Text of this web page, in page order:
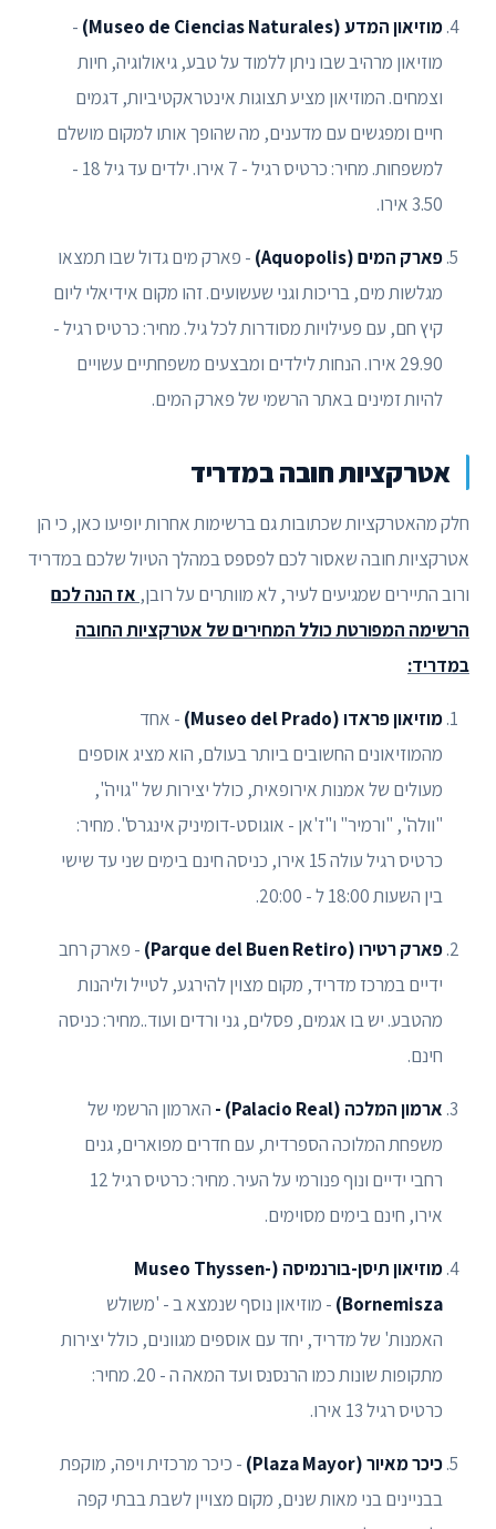
מוזיאון המדע (Museo de Ciencias Naturales)
-
מוזיאון מרהיב שבו ניתן ללמוד על טבע, גיאולוגיה, חיות
וצמחים. המוזיאון מציע תצוגות אינטראקטיביות, דגמים
חיים ומפגשים עם מדענים, מה שהופך אותו למקום מושלם
למשפחות. מחיר: כרטיס רגיל - 7 אירו. ילדים עד גיל 18 -
3.50 אירו.
פארק המים (Aquopolis)
- פארק מים גדול שבו תמצאו
מגלשות מים, בריכות וגני שעשועים. זהו מקום אידיאלי ליום
קיץ חם, עם פעילויות מסודרות לכל גיל. מחיר: כרטיס רגיל -
29.90 אירו. הנחות לילדים ומבצעים משפחתיים עשויים
להיות זמינים באתר הרשמי של פארק המים.
אטרקציות חובה במדריד
חלק מהאטרקציות שכתובות גם ברשימות אחרות יופיעו כאן, כי הן
אטרקציות חובה שאסור לכם לפספס במהלך הטיול שלכם במדריד
ורוב התיירים שמגיעים לעיר, לא מוותרים על רובן, אז הנה לכם
הרשימה המפורטת כולל המחירים של אטרקציות החובה
במדריד:
מוזיאון פראדו (Museo del Prado)
- אחד
מהמוזיאונים החשובים ביותר בעולם, הוא מציג אוספים
מעולים של אמנות אירופאית, כולל יצירות של "גויה",
"וולה", "ורמיר" ו"ז'אן - אוגוסט-דומיניק אינגרס". מחיר:
כרטיס רגיל עולה 15 אירו, כניסה חינם בימים שני עד שישי
בין השעות 18:00 ל - 20:00.
פארק רטירו (Parque del Buen Retiro)
- פארק רחב
ידיים במרכז מדריד, מקום מצוין להירגע, לטייל וליהנות
מהטבע. יש בו אגמים, פסלים, גני ורדים ועוד..מחיר: כניסה
חינם.
ארמון המלכה (Palacio Real) -
הארמון הרשמי של
משפחת המלוכה הספרדית, עם חדרים מפוארים, גנים
רחבי ידיים ונוף פנורמי על העיר. מחיר: כרטיס רגיל 12
אירו, חינם בימים מסוימים.
מוזיאון תיסן-בורנמיסה (Museo Thyssen-
Bornemisza) - מוזיאון נוסף שנמצא ב - 'משולש
האמנות' של מדריד, יחד עם אוספים מגוונים, כולל יצירות
מתקופות שונות כמו הרנסנס ועד המאה ה - 20. מחיר:
כרטיס רגיל 13 אירו.
כיכר מאיור (Plaza Mayor)
- כיכר מרכזית ויפה, מוקפת
בבניינים בני מאות שנים, מקום מצויין לשבת בבתי קפה